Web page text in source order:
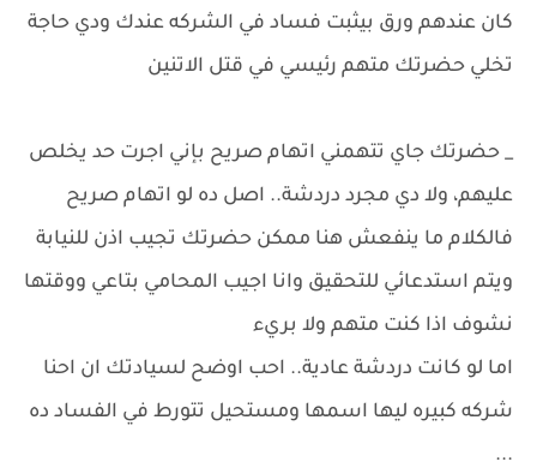
كان عندهم ورق بيثبت فساد في الشركه عندك ودي حاجة
تخلي حضرتك متهم رئيسي في قتل الاتنين
_ حضرتك جاي تتهمني اتهام صريح بإني اجرت حد يخلص
عليهم، ولا دي مجرد دردشة.. اصل ده لو اتهام صريح
فالكلام ما ينفعش هنا ممكن حضرتك تجيب اذن للنيابة
ويتم استدعائي للتحقيق وانا اجيب المحامي بتاعي ووقتها
نشوف اذا كنت متهم ولا بريء
اما لو كانت دردشة عادية.. احب اوضح لسيادتك ان احنا
شركه كبيره ليها اسمها ومستحيل تتورط في الفساد ده
...